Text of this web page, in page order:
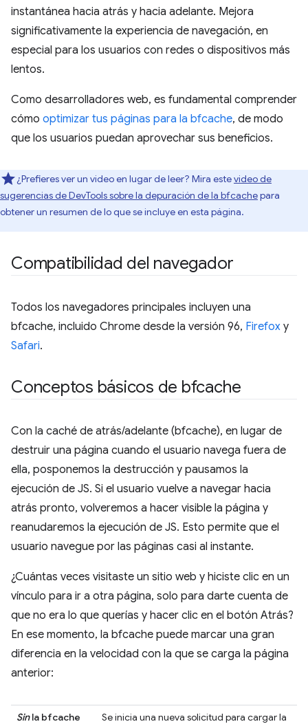
instantánea hacia atrás y hacia adelante. Mejora
significativamente la experiencia de navegación, en
especial para los usuarios con redes o dispositivos más
lentos.
Como desarrolladores web, es fundamental comprender
cómo optimizar tus páginas para la bfcache, de modo
que los usuarios puedan aprovechar sus beneficios.
¿Prefieres ver un video en lugar de leer? Mira estevideo de
sugerencias de DevTools sobre la depuración de la bfcachepara
obtener un resumen de lo que se incluye en esta página.
Compatibilidad del navegador
Todos los navegadores principales incluyen una
bfcache, incluido Chrome desde la versión 96, Firefox y
Safari.
Conceptos básicos de bfcache
Con la caché de atrás/adelante (bfcache), en lugar de
destruir una página cuando el usuario navega fuera de
ella, posponemos la destrucción y pausamos la
ejecución de JS. Si el usuario vuelve a navegar hacia
atrás pronto, volveremos a hacer visible la página y
reanudaremos la ejecución de JS. Esto permite que el
usuario navegue por las páginas casi al instante.
¿Cuántas veces visitaste un sitio web y hiciste clic en un
vínculo para ir a otra página, solo para darte cuenta de
que no era lo que querías y hacer clic en el botón Atrás?
En ese momento, la bfcache puede marcar una gran
diferencia en la velocidad con la que se carga la página
anterior:
Sinla bfcache
Se inicia una nueva solicitud para cargar la